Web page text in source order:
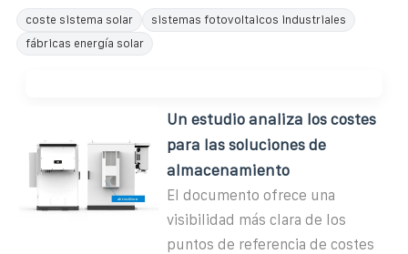
coste sistema solar
sistemas fotovoltaicos industriales
fábricas energía solar
Un estudio analiza los costes
para las soluciones de
almacenamiento
El documento ofrece una
visibilidad más clara de los
puntos de referencia de costes